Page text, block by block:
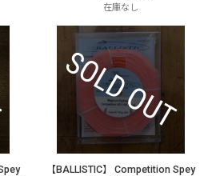
在庫なし
【BALLISTIC】 Competition Spey